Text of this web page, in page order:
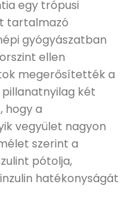
egy trópusi
tartalmazó
gyógyászatban
ellen
megerősítették a
két
hogy a
vegyület nagyon
szerint a
pótolja,
hatékonyságát